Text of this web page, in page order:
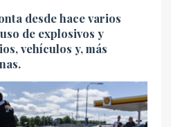
desde hace varios
de explosivos y
vehículos y, más